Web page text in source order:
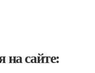
на сайте: